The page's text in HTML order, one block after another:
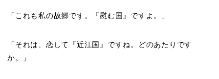
「これも私の故郷です。『慰む国』ですよ。」
「それは、恋して『近江国』ですね。どのあたりです
か。」